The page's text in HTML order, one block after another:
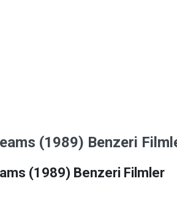
(1989) Benzeri
(1989) Benzeri Filmler